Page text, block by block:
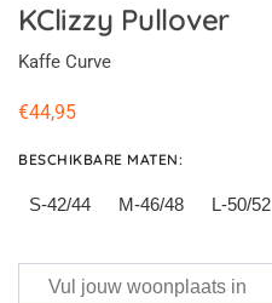
KClizzy Pullover
Kaffe Curve
€44,95
BESCHIKBARE MATEN:
S-42/44 M-46/48 L-50/52